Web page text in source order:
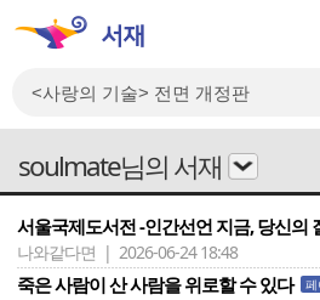
soulmate님의 서재
서울국제도서전 -인간선언 지금, 당신의
나와같다면 | 2026-06-24 18:48
죽은 사람이 산 사람을 위로할 수 있다 페